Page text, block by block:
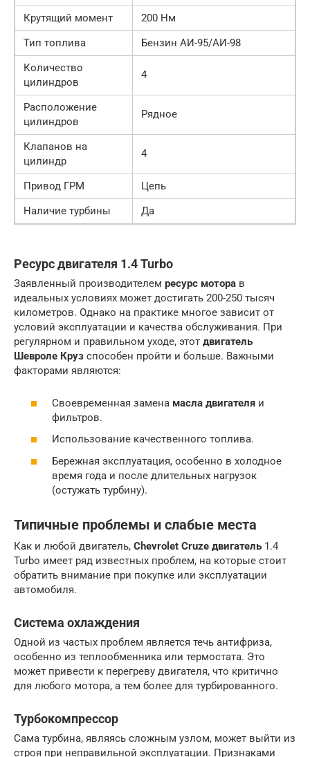
Крутящий момент
200 Нм
Тип топлива
Бензин АИ-95/АИ-98
Количество
цилиндров
4
Расположение
цилиндров
Рядное
Клапанов на
цилиндр
4
Привод ГРМ
Цепь
Наличие турбины
Да
Ресурс двигателя 1.4 Turbo
Заявленный производителем ресурс мотора в
идеальных условиях может достигать 200-250 тысяч
километров. Однако на практике многое зависит от
условий эксплуатации и качества обслуживания. При
регулярном и правильном уходе, этот двигатель
Шевроле Круз способен пройти и больше. Важными
факторами являются:
Своевременная замена масла двигателя и
фильтров.
Использование качественного топлива.
Бережная эксплуатация, особенно в холодное
время года и после длительных нагрузок
(остужать турбину).
Типичные проблемы и слабые места
Как и любой двигатель, Chevrolet Cruze двигатель 1.4
Turbo имеет ряд известных проблем, на которые стоит
обратить внимание при покупке или эксплуатации
автомобиля.
Система охлаждения
Одной из частых проблем является течь антифриза,
особенно из теплообменника или термостата. Это
может привести к перегреву двигателя, что критично
для любого мотора, а тем более для турбированного.
Турбокомпрессор
Сама турбина, являясь сложным узлом, может выйти из
строя при неправильной эксплуатации. Признаками